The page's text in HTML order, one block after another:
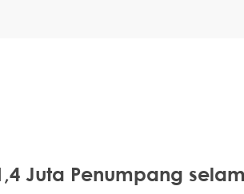
Juta Penumpang